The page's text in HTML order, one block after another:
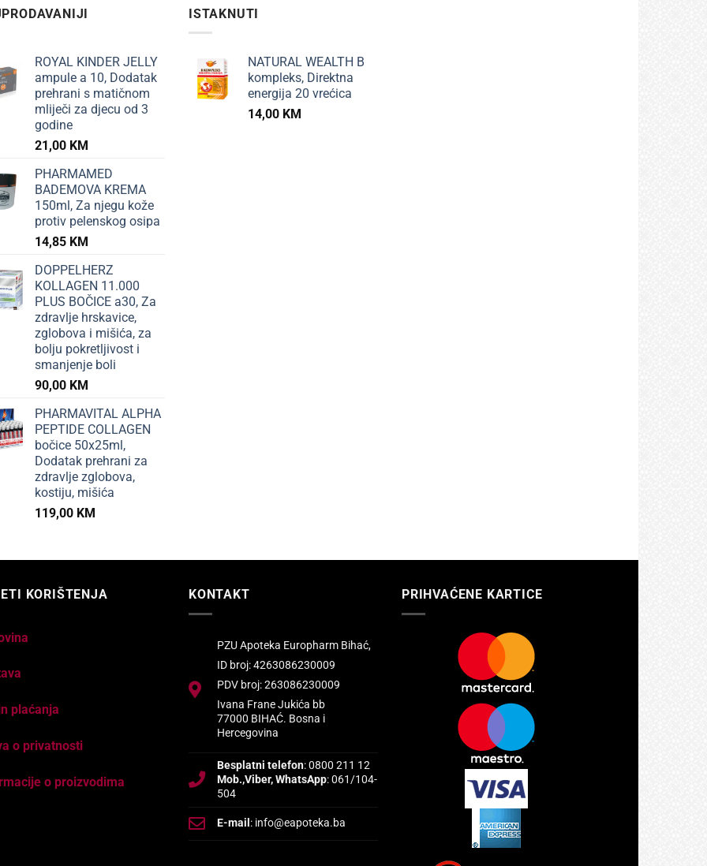
ROYAL KINDER JELLY
ampule a 10, Dodatak
prehrani s matičnom
mliječi za djecu od 3
godine
21,00 KM
PHARMAMED
BADEMOVA KREMA
150ml, Za njegu kože
protiv pelenskog osipa
14,85 KM
DOPPELHERZ
KOLLAGEN 11.000
PLUS BOČICE a30, Za
zdravlje hrskavice,
zglobova i mišića, za
bolju pokretljivost i
smanjenje boli
90,00 KM
PHARMAVITAL ALPHA
PEPTIDE COLLAGEN
bočice 50x25ml,
Dodatak prehrani za
zdravlje zglobova,
kostiju, mišića
119,00 KM
ISTAKNUTI
NATURAL WEALTH B
kompleks, Direktna
energija 20 vrećica
14,00 KM
KORIŠTENJA
plaćanja
o privatnosti
o proizvodima
KONTAKT
PZU Apoteka Europharm Bihać,
ID broj: 4263086230009
PDV broj: 263086230009
Ivana Frane Jukića bb
77000 BIHAĆ. Bosna i
Hercegovina
Besplatni telefon: 0800 211 12
Mob.,Viber, WhatsApp: 061/104-
504
E-mail : info@eapoteka.ba
PRIHVAĆENE KARTICE